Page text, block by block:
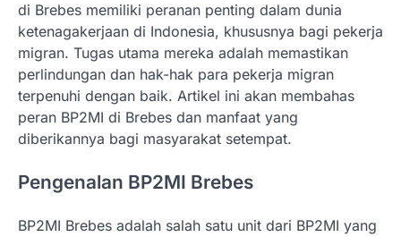
di Brebes memiliki peranan penting dalam dunia
ketenagakerjaan di Indonesia, khususnya bagi pekerja
migran. Tugas utama mereka adalah memastikan
perlindungan dan hak-hak para pekerja migran
terpenuhi dengan baik. Artikel ini akan membahas
peran BP2MI di Brebes dan manfaat yang
diberikannya bagi masyarakat setempat.
Pengenalan BP2MI Brebes
BP2MI Brebes adalah salah satu unit dari BP2MI yang